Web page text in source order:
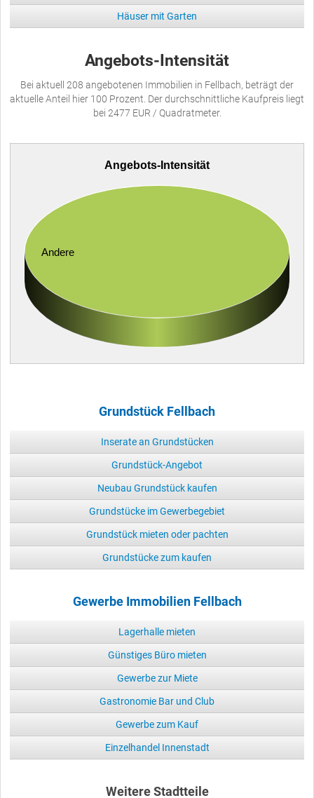
Häuser mit Garten
Angebots-Intensität
Bei aktuell 208 angebotenen Immobilien in Fellbach, beträgt der
aktuelle Anteil hier 100 Prozent. Der durchschnittliche Kaufpreis liegt
bei 2477 EUR / Quadratmeter.
Angebots-Intensität
Andere
Grundstück Fellbach
Inserate an Grundstücken
Grundstück-Angebot
Neubau Grundstück kaufen
Grundstücke im Gewerbegebiet
Grundstück mieten oder pachten
Grundstücke zum kaufen
Gewerbe Immobilien Fellbach
Lagerhalle mieten
Günstiges Büro mieten
Gewerbe zur Miete
Gastronomie Bar und Club
Gewerbe zum Kauf
Einzelhandel Innenstadt
Weitere Stadtteile